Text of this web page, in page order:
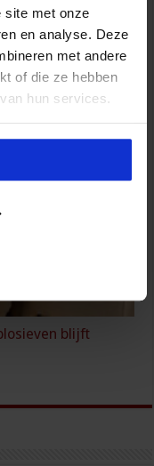
site met onze
en analyse. Deze
met andere
of die ze hebben
hun services.
geld
blijft